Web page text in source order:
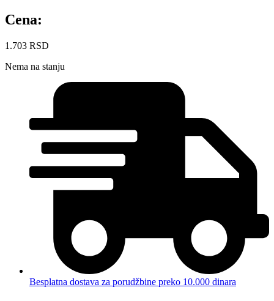
Cena:
1.703 RSD
Nema na stanju
Besplatna dostava za porudžbine preko 10.000 dinara